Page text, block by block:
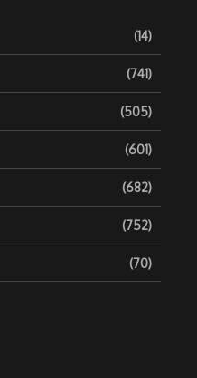
(14)
(741)
(505)
(601)
(682)
(752)
(70)